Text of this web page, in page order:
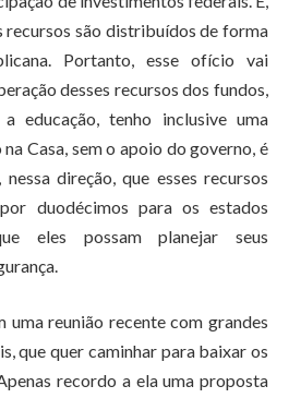
recursos são distribuídos de forma
Portanto, esse ofício vai
desses recursos dos fundos,
educação, tenho inclusive uma
Casa, sem o apoio do governo, é
direção, que esses recursos
duodécimos para os estados
eles possam planejar seus
uma reunião recente com grandes
que quer caminhar para baixar os
recordo a ela uma proposta